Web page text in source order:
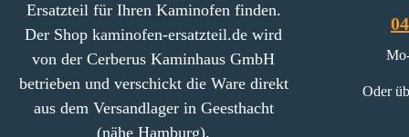
Ersatzteil für Ihren Kaminofen finden.
Der Shop kaminofen-ersatzteil.de wird
von der Cerberus Kaminhaus GmbH
betrieben und verschickt die Ware direkt
aus dem Versandlager in Geesthacht
(nähe Hamburg).
Oder